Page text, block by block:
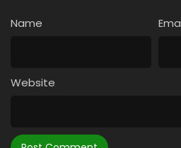
Name
Website